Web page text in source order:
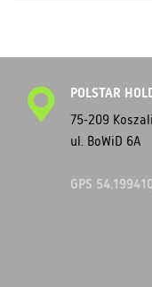
POLSTAR
75-209
ul. BoWiD 6A
GPS